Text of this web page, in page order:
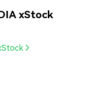
xStock